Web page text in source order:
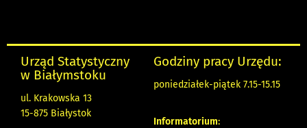
Urząd Statystyczny
w Białymstoku
ul. Krakowska 13
15-875 Białystok
Godziny pracy Urzędu:
poniedziałek-piątek 7.15-15.15
Informatorium: